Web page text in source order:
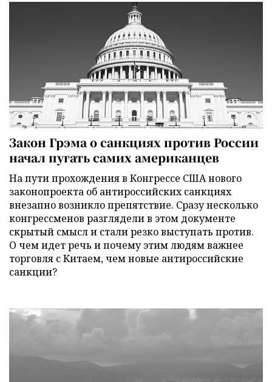
Закон Грэма о санкциях против России
начал пугать самих американцев
На пути прохождения в Конгрессе США нового
законопроекта об антироссийских санкциях
внезапно возникло препятствие. Сразу несколько
конгрессменов разглядели в этом документе
скрытый смысл и стали резко выступать против.
О чем идет речь и почему этим людям важнее
торговля с Китаем, чем новые антироссийские
санкции?